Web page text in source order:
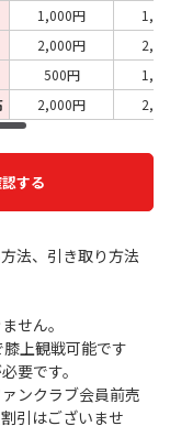
1,000円
2,000円
500円
2,000円
する
法、引き取り方法
せん。
上観戦可能です
要です。
ンクラブ会員前売
引はございませ